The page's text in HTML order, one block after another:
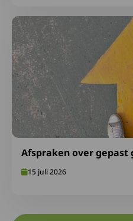
Afspraken over gepast
15 juli 2026
Lees meer over